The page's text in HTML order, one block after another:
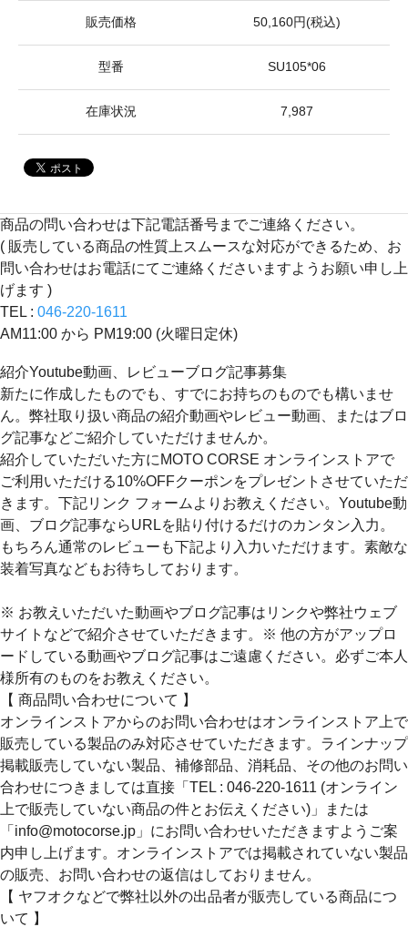
販売価格 50,160円(税込)
型番 SU105*06
在庫状況 7,987
商品の問い合わせは下記電話番号までご連絡ください。
( 販売している商品の性質上スムースな対応ができるため、お
問い合わせはお電話にてご連絡くださいますようお願い申し上
げます )
TEL : 046-220-1611
AM11:00 から PM19:00 (火曜日定休)
紹介Youtube動画、レビューブログ記事募集
新たに作成したものでも、すでにお持ちのものでも構いませ
ん。弊社取り扱い商品の紹介動画やレビュー動画、またはブロ
グ記事などご紹介していただけませんか。
紹介していただいた方にMOTO CORSE オンラインストアで
ご利用いただける10%OFFクーポンをプレゼントさせていただ
きます。下記リンク フォームよりお教えください。Youtube動
画、ブログ記事ならURLを貼り付けるだけのカンタン入力。
もちろん通常のレビューも下記より入力いただけます。素敵な
装着写真などもお待ちしております。
※ お教えいただいた動画やブログ記事はリンクや弊社ウェブ
サイトなどで紹介させていただきます。※ 他の方がアップロ
ードしている動画やブログ記事はご遠慮ください。必ずご本人
様所有のものをお教えください。
【 商品問い合わせについて 】
オンラインストアからのお問い合わせはオンラインストア上で
販売している製品のみ対応させていただきます。ラインナップ
掲載販売していない製品、補修部品、消耗品、その他のお問い
合わせにつきましては直接「TEL : 046-220-1611 (オンライン
上で販売していない商品の件とお伝えください)」または
「info@motocorse.jp」にお問い合わせいただきますようご案
内申し上げます。オンラインストアでは掲載されていない製品
の販売、お問い合わせの返信はしておりません。
【 ヤフオクなどで弊社以外の出品者が販売している商品につ
いて 】